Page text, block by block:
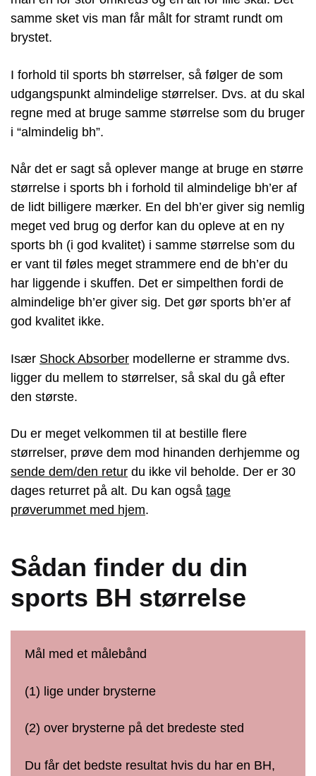
samme sket vis man får målt for stramt rundt om
brystet.
I forhold til sports bh størrelser, så følger de som
udgangspunkt almindelige størrelser. Dvs. at du skal
regne med at bruge samme størrelse som du bruger
i “almindelig bh”.
Når det er sagt så oplever mange at bruge en større
størrelse i sports bh i forhold til almindelige bh’er af
de lidt billigere mærker. En del bh’er giver sig nemlig
meget ved brug og derfor kan du opleve at en ny
sports bh (i god kvalitet) i samme størrelse som du
er vant til føles meget strammere end de bh’er du
har liggende i skuffen. Det er simpelthen fordi de
almindelige bh’er giver sig. Det gør sports bh’er af
god kvalitet ikke.
Især Shock Absorber modellerne er stramme dvs.
ligger du mellem to størrelser, så skal du gå efter
den største.
Du er meget velkommen til at bestille flere
størrelser, prøve dem mod hinanden derhjemme og
sende dem/den retur du ikke vil beholde. Der er 30
dages returret på alt. Du kan også tage
prøverummet med hjem.
Sådan finder du din
sports BH størrelse
Mål med et målebånd
(1) lige under brysterne
(2) over brysterne på det bredeste sted
Du får det bedste resultat hvis du har en BH,